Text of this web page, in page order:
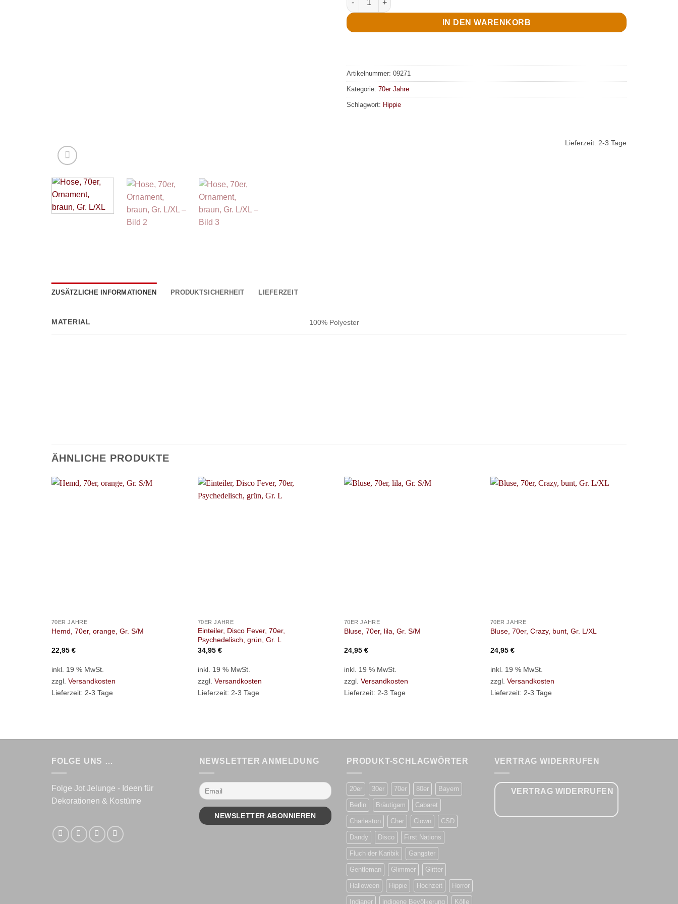
IN DEN WARENKORB
Artikelnummer: 09271
Kategorie: 70er Jahre
Schlagwort: Hippie
Lieferzeit: 2-3 Tage
ZUSÄTZLICHE INFORMATIONEN PRODUKTSICHERHEIT LIEFERZEIT
MATERIAL 100% Polyester
ÄHNLICHE PRODUKTE
70ER JAHRE
Hemd, 70er, orange, Gr. S/M
22,95 €
inkl. 19 % MwSt.
zzgl. Versandkosten
Lieferzeit: 2-3 Tage
70ER JAHRE
Einteiler, Disco Fever, 70er,
Psychedelisch, grün, Gr. L
34,95 €
inkl. 19 % MwSt.
zzgl. Versandkosten
Lieferzeit: 2-3 Tage
70ER JAHRE
Bluse, 70er, lila, Gr. S/M
24,95 €
inkl. 19 % MwSt.
zzgl. Versandkosten
Lieferzeit: 2-3 Tage
70ER JAHRE
Bluse, 70er, Crazy, bunt, Gr. L/XL
24,95 €
inkl. 19 % MwSt.
zzgl. Versandkosten
Lieferzeit: 2-3 Tage
FOLGE UNS …
Folge Jot Jelunge - Ideen für
Dekorationen & Kostüme
NEWSLETTER ANMELDUNG PRODUKT-SCHLAGWÖRTER
20er 30er 70er 80er Bayern
Berlin Bräutigam Cabaret
Charleston Cher Clown CSD
Dandy Disco First Nations
Fluch der Karibik Gangster
Gentleman Glimmer Glitter
Halloween Hippie Hochzeit Horror
Indianer indigene Bevölkerung Kölle
VERTRAG WIDERRUFEN
VERTRAG WIDERRUFEN